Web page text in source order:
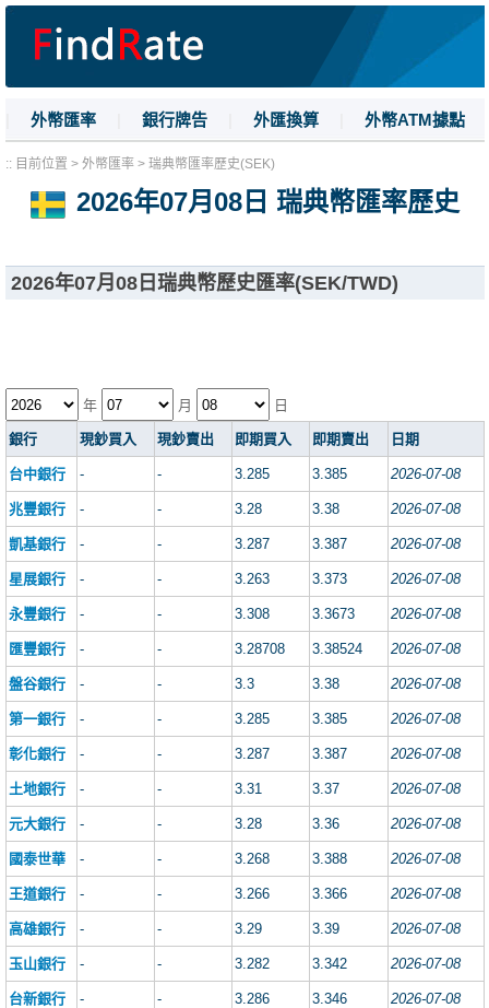
外幣匯率 銀行牌告 外匯換算 外幣ATM據點
| 名詞解釋 | 換匯技巧
:: 目前位置 > 外幣匯率 > 瑞典幣匯率歷史(SEK)
2026年07月08日 瑞典幣匯率歷史
2026年07月08日瑞典幣歷史匯率(SEK/TWD)
年 月 日
銀行 現鈔買入 現鈔賣出 即期買入 即期賣出 日期
台中銀行 - - 3.285 3.385 2026-07-08
兆豐銀行 - - 3.28 3.38 2026-07-08
凱基銀行 - - 3.287 3.387 2026-07-08
星展銀行 - - 3.263 3.373 2026-07-08
永豐銀行 - - 3.308 3.3673 2026-07-08
匯豐銀行 - - 3.28708 3.38524 2026-07-08
盤谷銀行 - - 3.3 3.38 2026-07-08
第一銀行 - - 3.285 3.385 2026-07-08
彰化銀行 - - 3.287 3.387 2026-07-08
土地銀行 - - 3.31 3.37 2026-07-08
元大銀行 - - 3.28 3.36 2026-07-08
國泰世華 - - 3.268 3.388 2026-07-08
王道銀行 - - 3.266 3.366 2026-07-08
高雄銀行 - - 3.29 3.39 2026-07-08
玉山銀行 - - 3.282 3.342 2026-07-08
台新銀行 - - 3.286 3.346 2026-07-08